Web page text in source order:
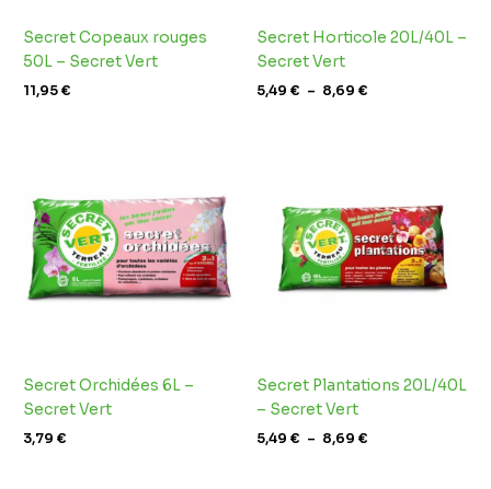
Secret Copeaux rouges
50L – Secret Vert
11,95€
Secret Horticole 20L/40L –
Secret Vert
5,49 € – 8,69 €
Secret Orchidées 6L –
Secret Vert
3,79€
Secret Plantations 20L/40L
– Secret Vert
5,49 € – 8,69 €
5,49 €
à
8,69 €